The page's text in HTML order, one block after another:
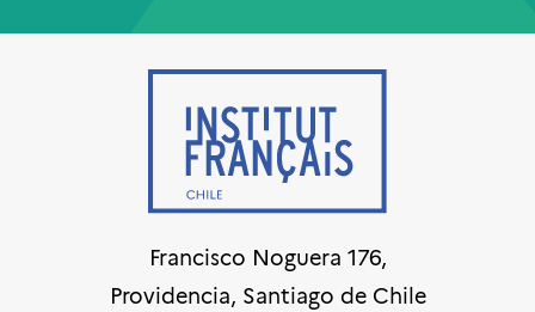
Francisco Noguera 176,
Providencia, Santiago de Chile